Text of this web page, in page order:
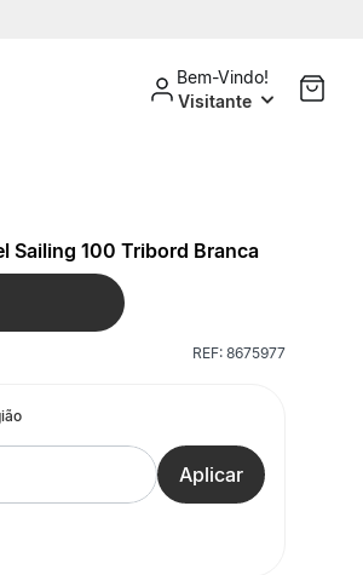
Bem-Vindo!
Visitante
Sailing 100 Tribord Branca
REF: 8675977